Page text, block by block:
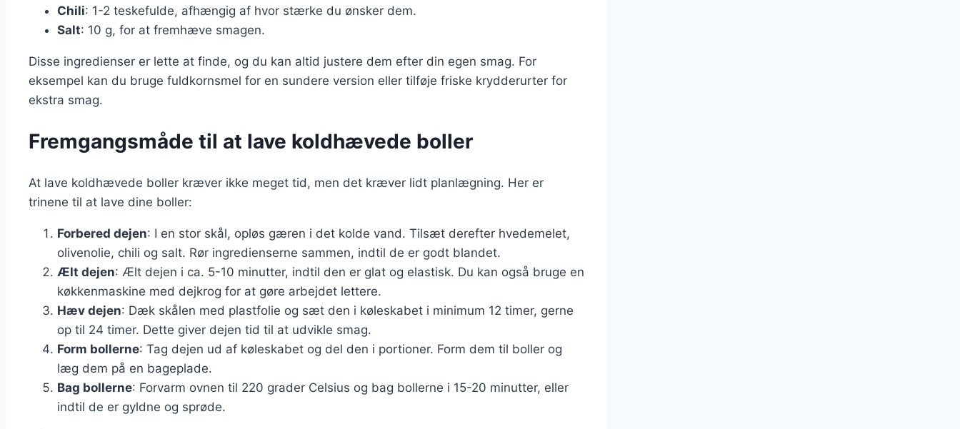
Chili: 1-2 teskefulde, afhængig af hvor stærke du ønsker dem.
Salt: 10 g, for at fremhæve smagen.
Disse ingredienser er lette at finde, og du kan altid justere dem efter din egen smag. For
eksempel kan du bruge fuldkornsmel for en sundere version eller tilføje friske krydderurter for
ekstra smag.
Fremgangsmåde til at lave koldhævede boller
At lave koldhævede boller kræver ikke meget tid, men det kræver lidt planlægning. Her er
trinene til at lave dine boller:
Forbered dejen: I en stor skål, opløs gæren i det kolde vand. Tilsæt derefter hvedemelet,
olivenolie, chili og salt. Rør ingredienserne sammen, indtil de er godt blandet.
Ælt dejen: Ælt dejen i ca. 5-10 minutter, indtil den er glat og elastisk. Du kan også bruge en
køkkenmaskine med dejkrog for at gøre arbejdet lettere.
Hæv dejen: Dæk skålen med plastfolie og sæt den i køleskabet i minimum 12 timer, gerne
op til 24 timer. Dette giver dejen tid til at udvikle smag.
Form bollerne: Tag dejen ud af køleskabet og del den i portioner. Form dem til boller og
læg dem på en bageplade.
Bag bollerne: Forvarm ovnen til 220 grader Celsius og bag bollerne i 15-20 minutter, eller
indtil de er gyldne og sprøde.